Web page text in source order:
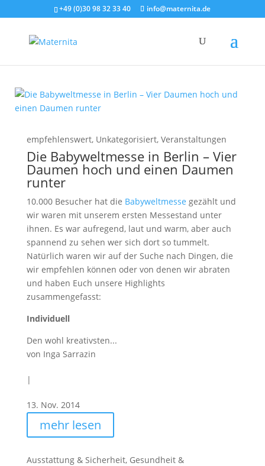
+49 (0)30 98 32 33 40 info@maternita.de
empfehlenswert, Unkategorisiert, Veranstaltungen
Die Babyweltmesse in Berlin – Vier
Daumen hoch und einen Daumen
runter
10.000 Besucher hat die Babyweltmesse gezählt und
wir waren mit unserem ersten Messestand unter
ihnen. Es war aufregend, laut und warm, aber auch
spannend zu sehen wer sich dort so tummelt.
Natürlich waren wir auf der Suche nach Dingen, die
wir empfehlen können oder von denen wir abraten
und haben Euch unsere Highlights
zusammengefasst:
Individuell
Den wohl kreativsten...
von Inga Sarrazin
|
13. Nov. 2014
mehr lesen
Ausstattung & Sicherheit, Gesundheit &